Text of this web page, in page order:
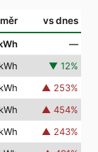
vs dnes
—
▼ 12%
▲ 253%
▲ 454%
▲ 243%